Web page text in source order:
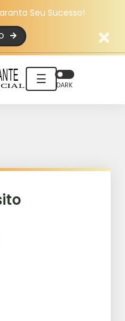
Seu Sucesso!
☰ DARK